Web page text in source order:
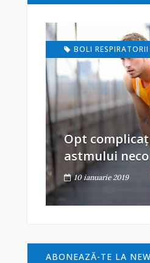
BOLI RESPIRATORII
Opt
astmului
10 ianuarie 2019
ABONEAZĂ-TE LA